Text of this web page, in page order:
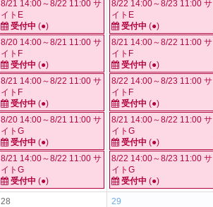
8/21 14:00～8/22 11:00 サ
イトE
受付中 (●)
8/20 14:00～8/21 11:00 サ
イトF
受付中 (●)
8/21 14:00～8/22 11:00 サ
イトF
受付中 (●)
8/20 14:00～8/21 11:00 サ
イトG
受付中 (●)
8/21 14:00～8/22 11:00 サ
イトG
受付中 (●)
8/22 14:00～8/23 11:00 サ
イトE
受付中 (●)
8/21 14:00～8/22 11:00 サ
イトF
受付中 (●)
8/22 14:00～8/23 11:00 サ
イトF
受付中 (●)
8/21 14:00～8/22 11:00 サ
イトG
受付中 (●)
8/22 14:00～8/23 11:00 サ
イトG
受付中 (●)
28 29